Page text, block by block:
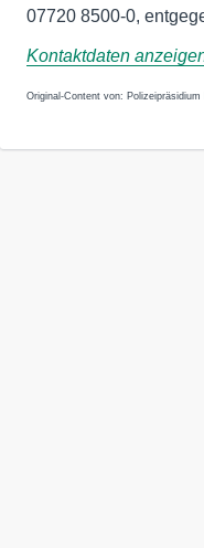
07720 8500-0,
Kontaktdaten
Original-Content von: